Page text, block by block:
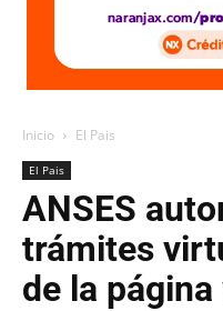
Inicio El Pais
El Pais
ANSES
trámites
de la página